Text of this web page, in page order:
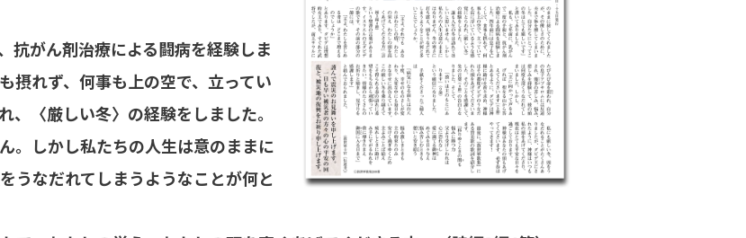
抗がん剤治療による闘病を経験しま
摂れず、何事も上の空で、立ってい
、〈厳しい冬〉の経験をしました。
。しかし私たちの人生は意のままに
うなだれてしまうようなことが何と